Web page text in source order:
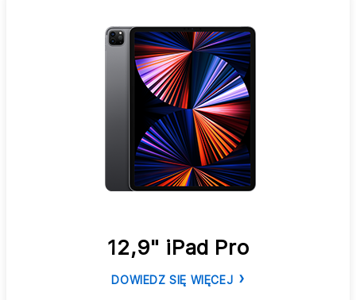
12,9" iPad Pro
DOWIEDZ SIĘ WIĘCEJ